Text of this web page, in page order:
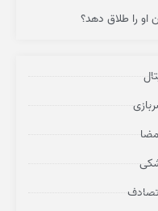
او را طلاق دهد؟